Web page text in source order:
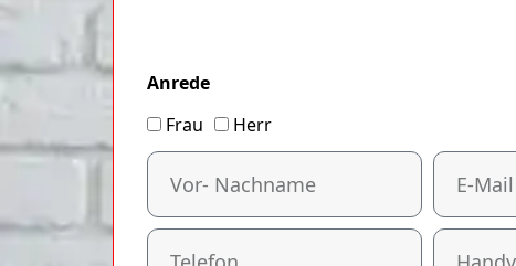
Anrede
Frau
Herr